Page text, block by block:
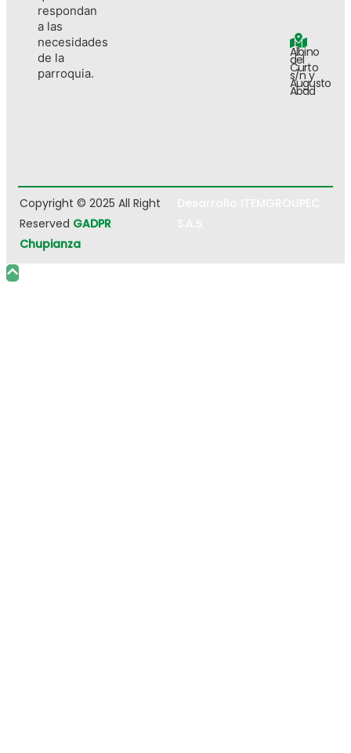
respondan
a las
necesidades
de la
parroquia.
Albino
del
Curto
s/n y
Augusto
Abad
Copyright © 2025 All Right
Reserved GADPR
Chupianza